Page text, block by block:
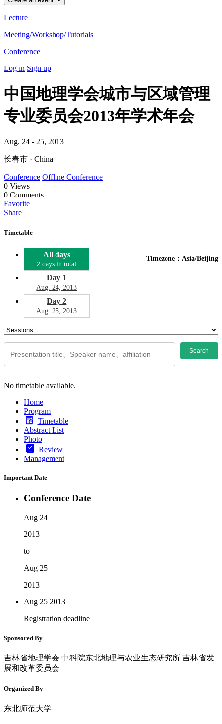
Lecture
Meeting/Workshop/Tutorials
Conference
Log in Sign up
中国地理学会城市与区域管理
专业委员会2013年学术年会
Aug. 24 - 25, 2013
长春市 · China
Conference Offline Conference
0 Views
0 Comments
Favorite
Share
Timetable
Timezone：Asia/Beijing
All days
2 days in total
Day 1
Aug. 24, 2013
Day 2
Aug. 25, 2013
Search
No timetable available.
Home
Program
Timetable
Abstract List
Photo
Review
Management
Important Date
Conference Date
Aug 24
2013
to
Aug 25
2013
Aug 25 2013
Registration deadline
Sponsored By
吉林省地理学会 中科院东北地理与农业生态研究所 吉林省发
展和改革委员会
Organized By
东北师范大学